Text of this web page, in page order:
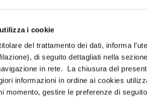
i cookie
del trattamento dei dati, informa
di seguito dettagliati nella
in rete. La chiusura del
informazioni in ordine ai cookies
momento, gestire le preferenze di